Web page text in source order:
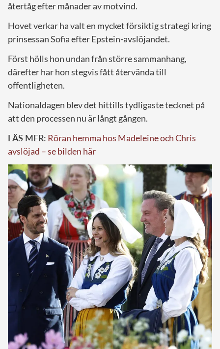
återtåg efter månader av motvind.
Hovet verkar ha valt en mycket försiktig strategi kring
prinsessan Sofia efter Epstein-avslöjandet.
Först hölls hon undan från större sammanhang,
därefter har hon stegvis fått återvända till
offentligheten.
Nationaldagen blev det hittills tydligaste tecknet på
att den processen nu är långt gången.
LÄS MER: Röran hemma hos Madeleine och Chris
avslöjad – se bilden här